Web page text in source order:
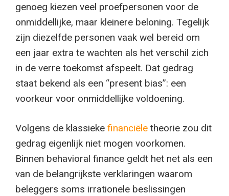
genoeg kiezen veel proefpersonen voor de
onmiddellijke, maar kleinere beloning. Tegelijk
zijn diezelfde personen vaak wel bereid om
een jaar extra te wachten als het verschil zich
in de verre toekomst afspeelt. Dat gedrag
staat bekend als een “present bias”: een
voorkeur voor onmiddellijke voldoening.
Volgens de klassieke financiële theorie zou dit
gedrag eigenlijk niet mogen voorkomen.
Binnen behavioral finance geldt het net als een
van de belangrijkste verklaringen waarom
beleggers soms irrationele beslissingen